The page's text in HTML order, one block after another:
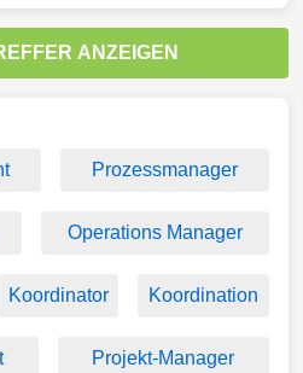
ANZEIGEN
Prozessmanager
Operations Manager
Koordinator Koordination
Projekt-Manager